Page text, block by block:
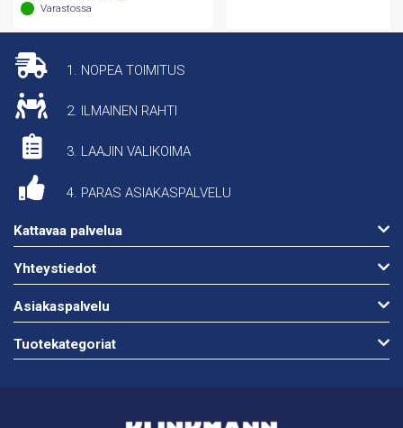
Varastossa
1. NOPEA TOIMITUS
2. ILMAINEN RAHTI
3. LAAJIN VALIKOIMA
4. PARAS ASIAKASPALVELU
Kattavaa palvelua
Yhteystiedot
Asiakaspalvelu
Tuotekategoriat